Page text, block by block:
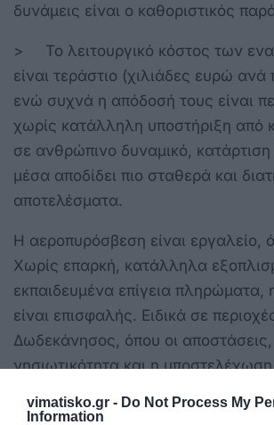
vimatisko.gr - Do Not Process My
Information
δυνάμεις είναι ο καθοριστικός
> Το λειτουργικό κόστος των
είναι τεράστιο (χιλιάδες ευρώ
ενώ συχνά η απόδοσή τους είναι
χωρίς κατάλληλη υποστήριξη από
σε ανθρώπινο δυναμικό, κατάρτιση
μέσα αποδίδει πιο σταθερά και
αποτελέσματα.
Η αεροπυρόσβεση είναι εργαλείο,
Χωρίς επαρκή, κατάλληλα
εκπαιδευμένα επίγεια πληρώματα,
είναι επισφαλής. Ειδικά σε
Δωδεκάνησος, όπου οι
νησιωτικότητα και η
προβλήματα, η επένδυση στον
δεν είναι απλώς αναγκαία, είναι